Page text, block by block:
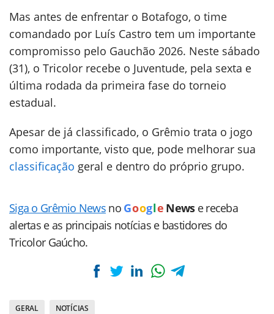
Mas antes de enfrentar o Botafogo, o time
comandado por Luís Castro tem um importante
compromisso pelo Gauchão 2026. Neste sábado
(31), o Tricolor recebe o Juventude, pela sexta e
última rodada da primeira fase do torneio
estadual.
Apesar de já classificado, o Grêmio trata o jogo
como importante, visto que, pode melhorar sua
classificação geral e dentro do próprio grupo.
Siga o Grêmio News no Goog le News e receba
alertas e as principais notícias e bastidores do
Tricolor Gaúcho.
GERAL NOTÍCIAS